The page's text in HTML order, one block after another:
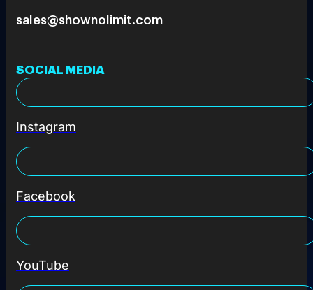
sales@shownolimit.com
SOCIAL MEDIA
Instagram
Facebook
YouTube